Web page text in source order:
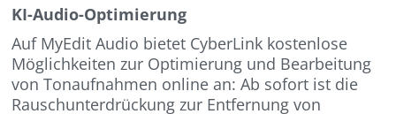
KI-Audio-Optimierung
Auf MyEdit Audio bietet CyberLink kostenlose
Möglichkeiten zur Optimierung und Bearbeitung
von Tonaufnahmen online an: Ab sofort ist die
Rauschunterdrückung zur Entfernung von